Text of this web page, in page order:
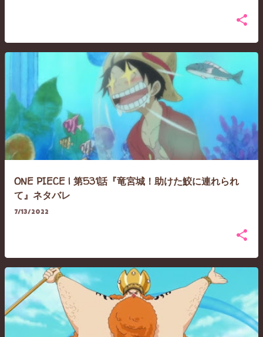
ONE PIECE | 第531話『竜宮城！助けた鮫に連れられ
て』ネタバレ
7/13/2022